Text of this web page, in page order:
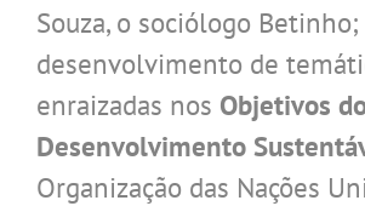
Souza, o sociólogo Betinho;
desenvolvimento de
enraizadas nos Objetivos
Desenvolvimento
Organização das Nações